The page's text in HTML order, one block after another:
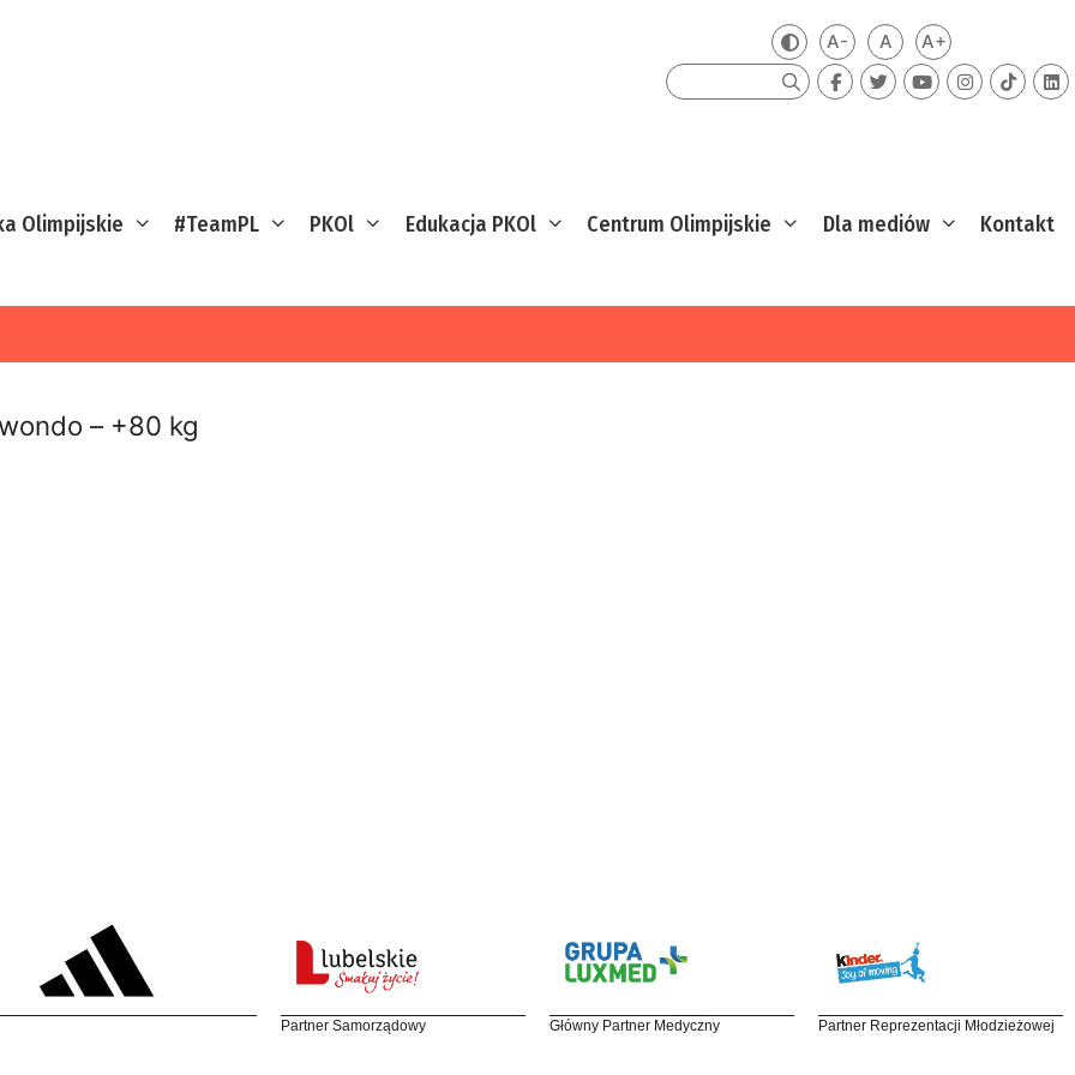
Zmień kontrast
A-Mniejsza czcionka
ADomyślna czcionka
A+Większa
Szukaj
Olimpijskie #TeamPL PKOl Edukacja PKOl Centrum Olimpijskie Dla mediów Kontakt
– +80 kg
Partner Samorządowy Główny Partner Medyczny Partner Reprezentacji Młodzieżowej